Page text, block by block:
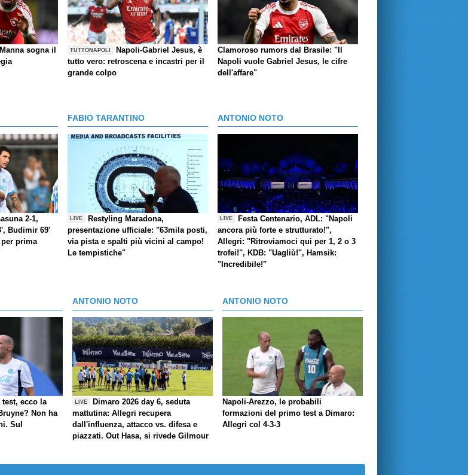
sogna il
TUTTONAPOLI
Napoli-Gabriel Jesus, è
tutto vero: retroscena e incastri per il
grande colpo
Clamoroso rumors dal Brasile: "Il
Napoli vuole Gabriel Jesus, le cifre
dell'affare"
2-1,
Budimir 69'
prima
FABIO TARANTINO
LIVE
Restyling Maradona,
presentazione ufficiale: "63mila posti,
via pista e spalti più vicini al campo!
Le tempistiche"
ANTONIO NOTO
LIVE
Festa Centenario, ADL: "Napoli
ancora più forte e strutturato!",
Allegri: "Ritroviamoci qui per 1, 2 o 3
trofei!", KDB: "Uagliù!", Hamsik:
"Incredibile!"
ecco la
Non ha
Sul
ANTONIO NOTO
LIVE
Dimaro 2026 day 6, seduta
mattutina: Allegri recupera
dall'influenza, attacco vs. difesa e
piazzati. Out Hasa, si rivede Gilmour
ANTONIO NOTO
Napoli-Arezzo, le probabili
formazioni del primo test a Dimaro:
Allegri col 4-3-3